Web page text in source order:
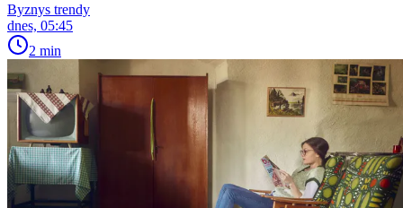
Byznys trendy
dnes, 05:45
2 min